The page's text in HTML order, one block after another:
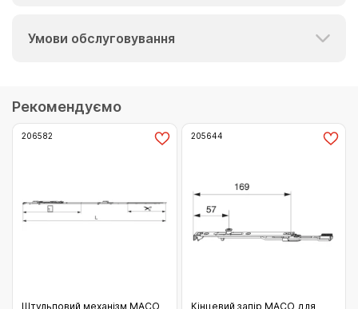
Умови обслуговування
Рекомендуємо
206582
Штульповий механізм МАСО
205644
Кінцевий запір МАСО для